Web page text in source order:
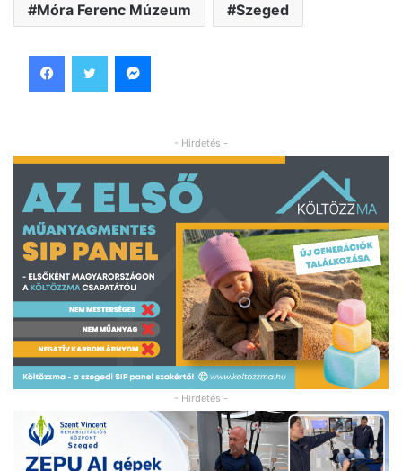
Móra Ferenc Múzeum Szeged
- Hirdetés -
- Hirdetés -